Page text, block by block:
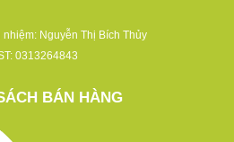
nhiệm: Nguyễn Thị Bích Thủy
0313264843
BÁN HÀNG